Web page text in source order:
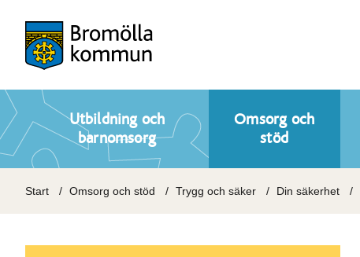
Utbildning och
barnomsorg
Omsorg och
stöd
Start Omsorg och stöd Trygg och säker Din säkerhet